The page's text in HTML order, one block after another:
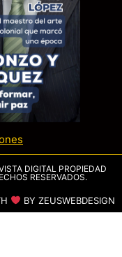
DIGITAL PROPIEDAD
RESERVADOS.
BY ZEUSWEBDESIGN